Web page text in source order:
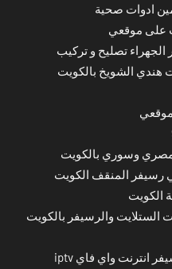
ادوات صحية
على موقعي
تصليح و تركيب
هندي الشويخ بالكويت
وسوري بالكويت
رسيفر المنقف الكويت
الكويت
والرسيفر بالكويت
فني ستلايت مركزي المنقف رسيفر انترنت واي فاي iptv